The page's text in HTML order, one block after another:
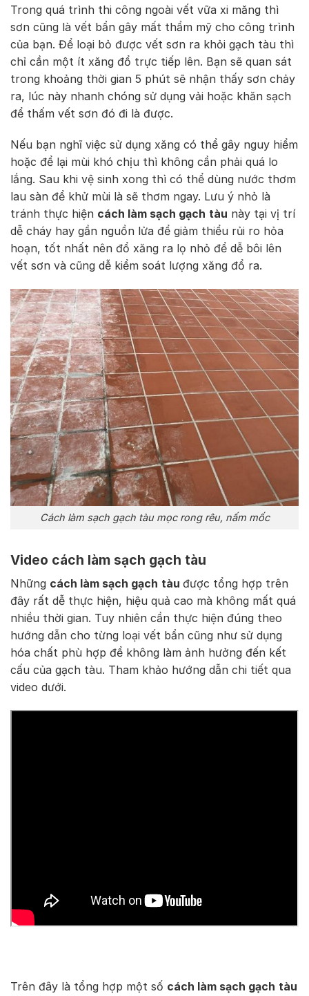
Trong quá trình thi công ngoài vết vữa xi măng thì
sơn cũng là vết bẩn gây mất thẩm mỹ cho công trình
của bạn. Để loại bỏ được vết sơn ra khỏi gạch tàu thì
chỉ cần một ít xăng đổ trực tiếp lên. Bạn sẽ quan sát
trong khoảng thời gian 5 phút sẽ nhận thấy sơn chảy
ra, lúc này nhanh chóng sử dụng vải hoặc khăn sạch
để thấm vết sơn đó đi là được.
Nếu bạn nghĩ việc sử dụng xăng có thể gây nguy hiểm
hoặc để lại mùi khó chịu thì không cần phải quá lo
lắng. Sau khi vệ sinh xong thì có thể dùng nước thơm
lau sàn để khử mùi là sẽ thơm ngay. Lưu ý nhỏ là
tránh thực hiện cách làm sạch gạch tàu này tại vị trí
dễ cháy hay gần nguồn lửa để giảm thiểu rủi ro hỏa
hoạn, tốt nhất nên đổ xăng ra lọ nhỏ để dễ bôi lên
vết sơn và cũng dễ kiểm soát lượng xăng đổ ra.
Cách làm sạch gạch tàu mọc rong rêu, nấm mốc
Video cách làm sạch gạch tàu
Những cách làm sạch gạch tàu được tổng hợp trên
đây rất dễ thực hiện, hiệu quả cao mà không mất quá
nhiều thời gian. Tuy nhiên cần thực hiện đúng theo
hướng dẫn cho từng loại vết bẩn cũng như sử dụng
hóa chất phù hợp để không làm ảnh hưởng đến kết
cấu của gạch tàu. Tham khảo hướng dẫn chi tiết qua
video dưới.
Trên đây là tổng hợp một số cách làm sạch gạch tàu